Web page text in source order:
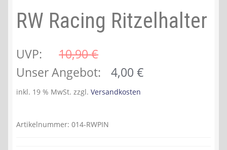
RW Racing Ritzelhalter
UVP: 10,90 €
Ursprünglicher
Preis
10,90 €
Unser Angebot: 4,00 €Aktueller
inkl. 19 % MwSt. zzgl. Versandkosten
Artikelnummer: 014-RWPIN